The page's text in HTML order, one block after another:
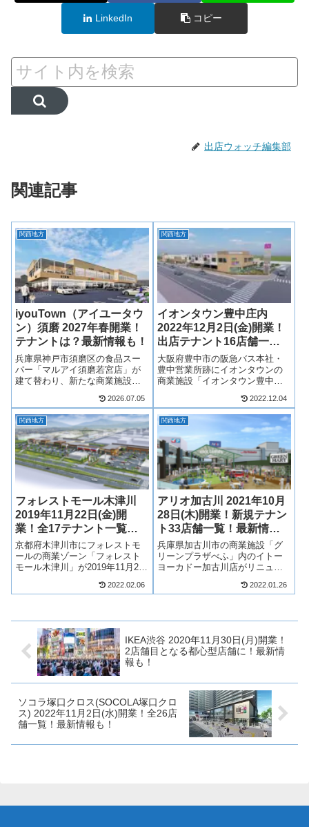
LinkedIn コピー
出店ウォッチ編集部
関連記事
関西地方
iyouTown（アイユータウ
ン）須磨 2027年春開業！
テナントは？最新情報も！
兵庫県神戸市須磨区の食品スー
パー「マルアイ須磨若宮店」が
建て替わり、新たな商業施設
須磨」として2027年春開業！マ
ルアイを核店舗として建て替え
られ、ドラッグストアや100円シ
ョップなど複数店舗が出店！施
設...
2026.07.05
関西地方
イオンタウン豊中庄内
2022年12月2日(金)開業！
出店テナント16店舗一
覧！最新情報も！
大阪府豊中市の阪急バス本社・
豊中営業所跡にイオンタウンの
商業施設「イオンタウン豊中庄
イオンタウン豊中庄内には、
様々なジャンルの合計16店舗が
出店！テナントは？アクセス
は？そういった最新情報や求人
情報も含...
2022.12.04
関西地方
フォレストモール木津川
2019年11月22日(金)開
業！全17テナント一覧！
最新情報も！
京都府木津川市にフォレストモ
ールの商業ゾーン「フォレスト
モール木津川」が2019年11月22
ーマーケットのバローを中心に
フォレストモール木津川がど
2022.02.06
関西地方
アリオ加古川 2021年10月
28日(木)開業！新規テナン
ト33店舗一覧！最新情報
も！
兵庫県加古川市の商業施設「グ
リーンプラザべふ」内のイトー
ヨーカドー加古川店がリニュー
生まれ変わり、2021年10月28日
ドーを核店舗にして飲食から
物...
2022.01.26
IKEA渋谷 2020年11月30日(月)開業！
2店舗目となる都心型店舗に！最新情
報も！
ソコラ塚口クロス(SOCOLA塚口クロ
ス) 2022年11月2日(水)開業！全26店
舗一覧！最新情報も！